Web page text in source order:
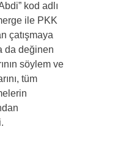
kod adlı
ile PKK
çatışmaya
da değinen
söylem ve
tüm